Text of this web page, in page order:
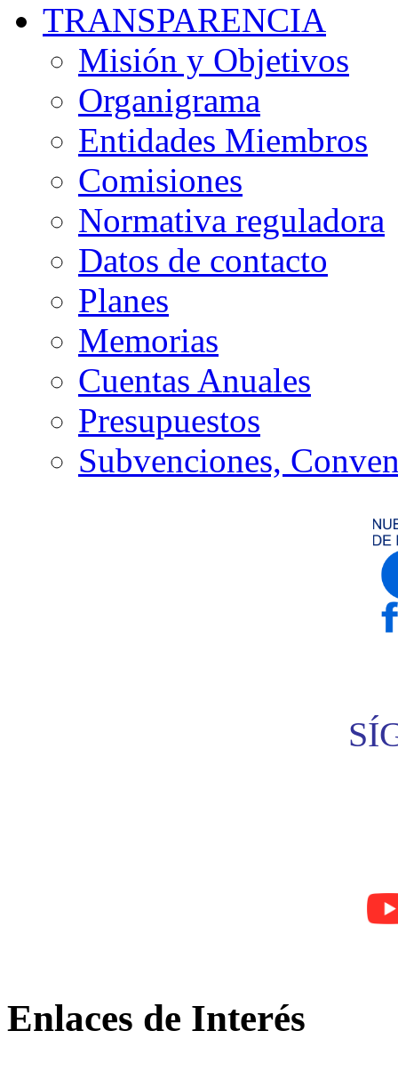
TRANSPARENCIA
Misión y Objetivos
Organigrama
Entidades Miembros
Comisiones
Normativa reguladora
Datos de contacto
Planes
Memorias
Cuentas Anuales
Presupuestos
Subvenciones,
Enlaces de Interés